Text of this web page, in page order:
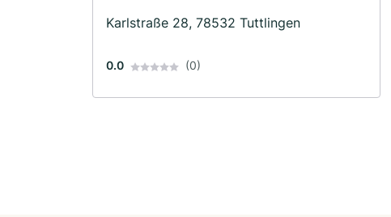
Karlstraße 28, 78532 Tuttlingen
0.0 (0)